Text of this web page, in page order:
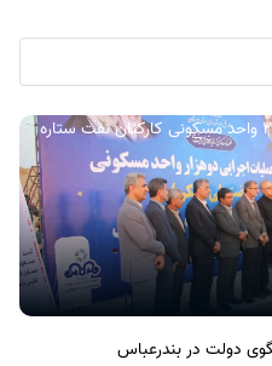
گزارش تصویری/ آیین کلنگ زنی ۲۰۰۰ واحد مسکونی کارکنان نفت ستاره
دولت در بندرعباس